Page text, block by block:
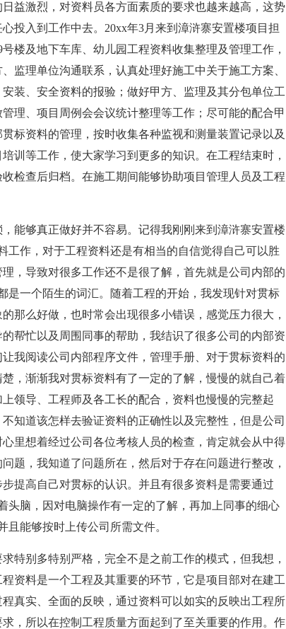
益激烈，对资料员各方面素质的要求也越来越高，这势
投入到工作中去。20xx年3月来到漳浒寨安置楼项目担
楼及地下车库、幼儿园工程资料收集整理及管理工作，
监理单位沟通联系，认真处理好施工中关于施工方案、
装、安全资料的报验；做好甲方、监理及其分包单位工
理、项目周例会会议统计整理等工作；尽可能的配合甲
标资料的管理，按时收集各种监视和测量装置记录以及
训等工作，使大家学习到更多的知识。在工程结束时，
检查后归档。在施工期间能够协助项目管理人员及工程
能够真正做好并不容易。记得我刚刚来到漳浒寨安置楼
工作，对于工程资料还是有相当的自信觉得自己可以胜
，导致对很多工作还不是很了解，首先就是公司内部的
是一个陌生的词汇。随着工程的开始，我发现针对贯标
那么好做，也时常会出现很多小错误，感觉压力很大，
帮忙以及周围同事的帮助，我结识了很多公司的内部资
我阅读公司内部程序文件，管理手册、对于贯标资料的
，渐渐我对贯标资料有了一定的了解，慢慢的就自己着
领导、工程师及各工长的配合，资料也慢慢的完整起
知道该怎样去验证资料的正确性以及完整性，但是公司
里想着经过公司各位考核人员的检查，肯定就会从中得
题，我知道了问题所在，然后对于存在问题进行整改，
提高自己对贯标的认识。并且有很多资料是需要通过
头脑，因对电脑操作有一定的了解，再加上同事的细心
能够按时上传公司所需文件。
特别多特别严格，完全不是之前工作的模式，但我想，
资料是一个工程及其重要的环节，它是项目部对在建工
真实、全面的反映，通过资料可以如实的反映出工程所
，所以在控制工程质量方面起到了至关重要的作用。作